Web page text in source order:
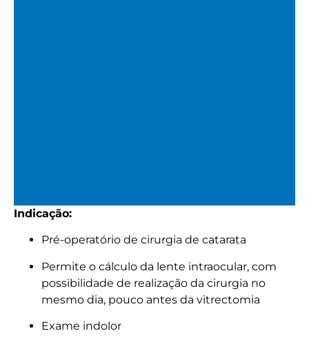
Lente Intraocular
Indicação:
Pré-operatório de cirurgia de catarata
Permite o cálculo da lente intraocular, com
possibilidade de realização da cirurgia no
mesmo dia, pouco antes da vitrectomia
Exame indolor